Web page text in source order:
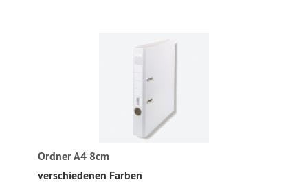
Ordner A4 8cm
verschiedenen Farben